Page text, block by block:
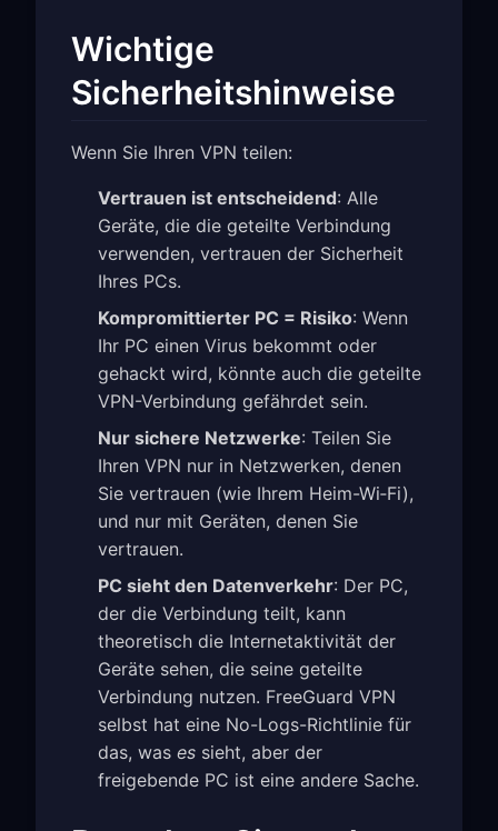
Wichtige
Sicherheitshinweise
Wenn Sie Ihren VPN teilen:
Vertrauen ist entscheidend: Alle
Geräte, die die geteilte Verbindung
verwenden, vertrauen der Sicherheit
Ihres PCs.
Kompromittierter PC = Risiko: Wenn
Ihr PC einen Virus bekommt oder
gehackt wird, könnte auch die geteilte
VPN-Verbindung gefährdet sein.
Nur sichere Netzwerke: Teilen Sie
Ihren VPN nur in Netzwerken, denen
Sie vertrauen (wie Ihrem Heim-Wi‑Fi),
und nur mit Geräten, denen Sie
vertrauen.
PC sieht den Datenverkehr: Der PC,
der die Verbindung teilt, kann
theoretisch die Internetaktivität der
Geräte sehen, die seine geteilte
Verbindung nutzen. FreeGuard VPN
selbst hat eine No-Logs-Richtlinie für
das, was es sieht, aber der
freigebende PC ist eine andere Sache.